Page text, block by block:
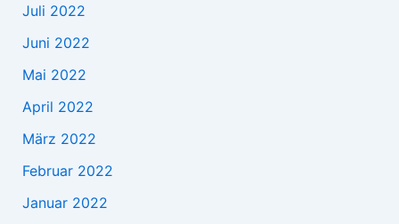
Juli 2022
Juni 2022
Mai 2022
April 2022
März 2022
Februar 2022
Januar 2022